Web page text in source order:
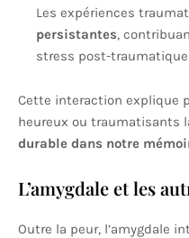
Les expériences
persistantes,
stress post-traumatique
Cette interaction explique
heureux ou traumatisants
durable dans notre
L’amygdale et les
Outre la peur, l’amygdale